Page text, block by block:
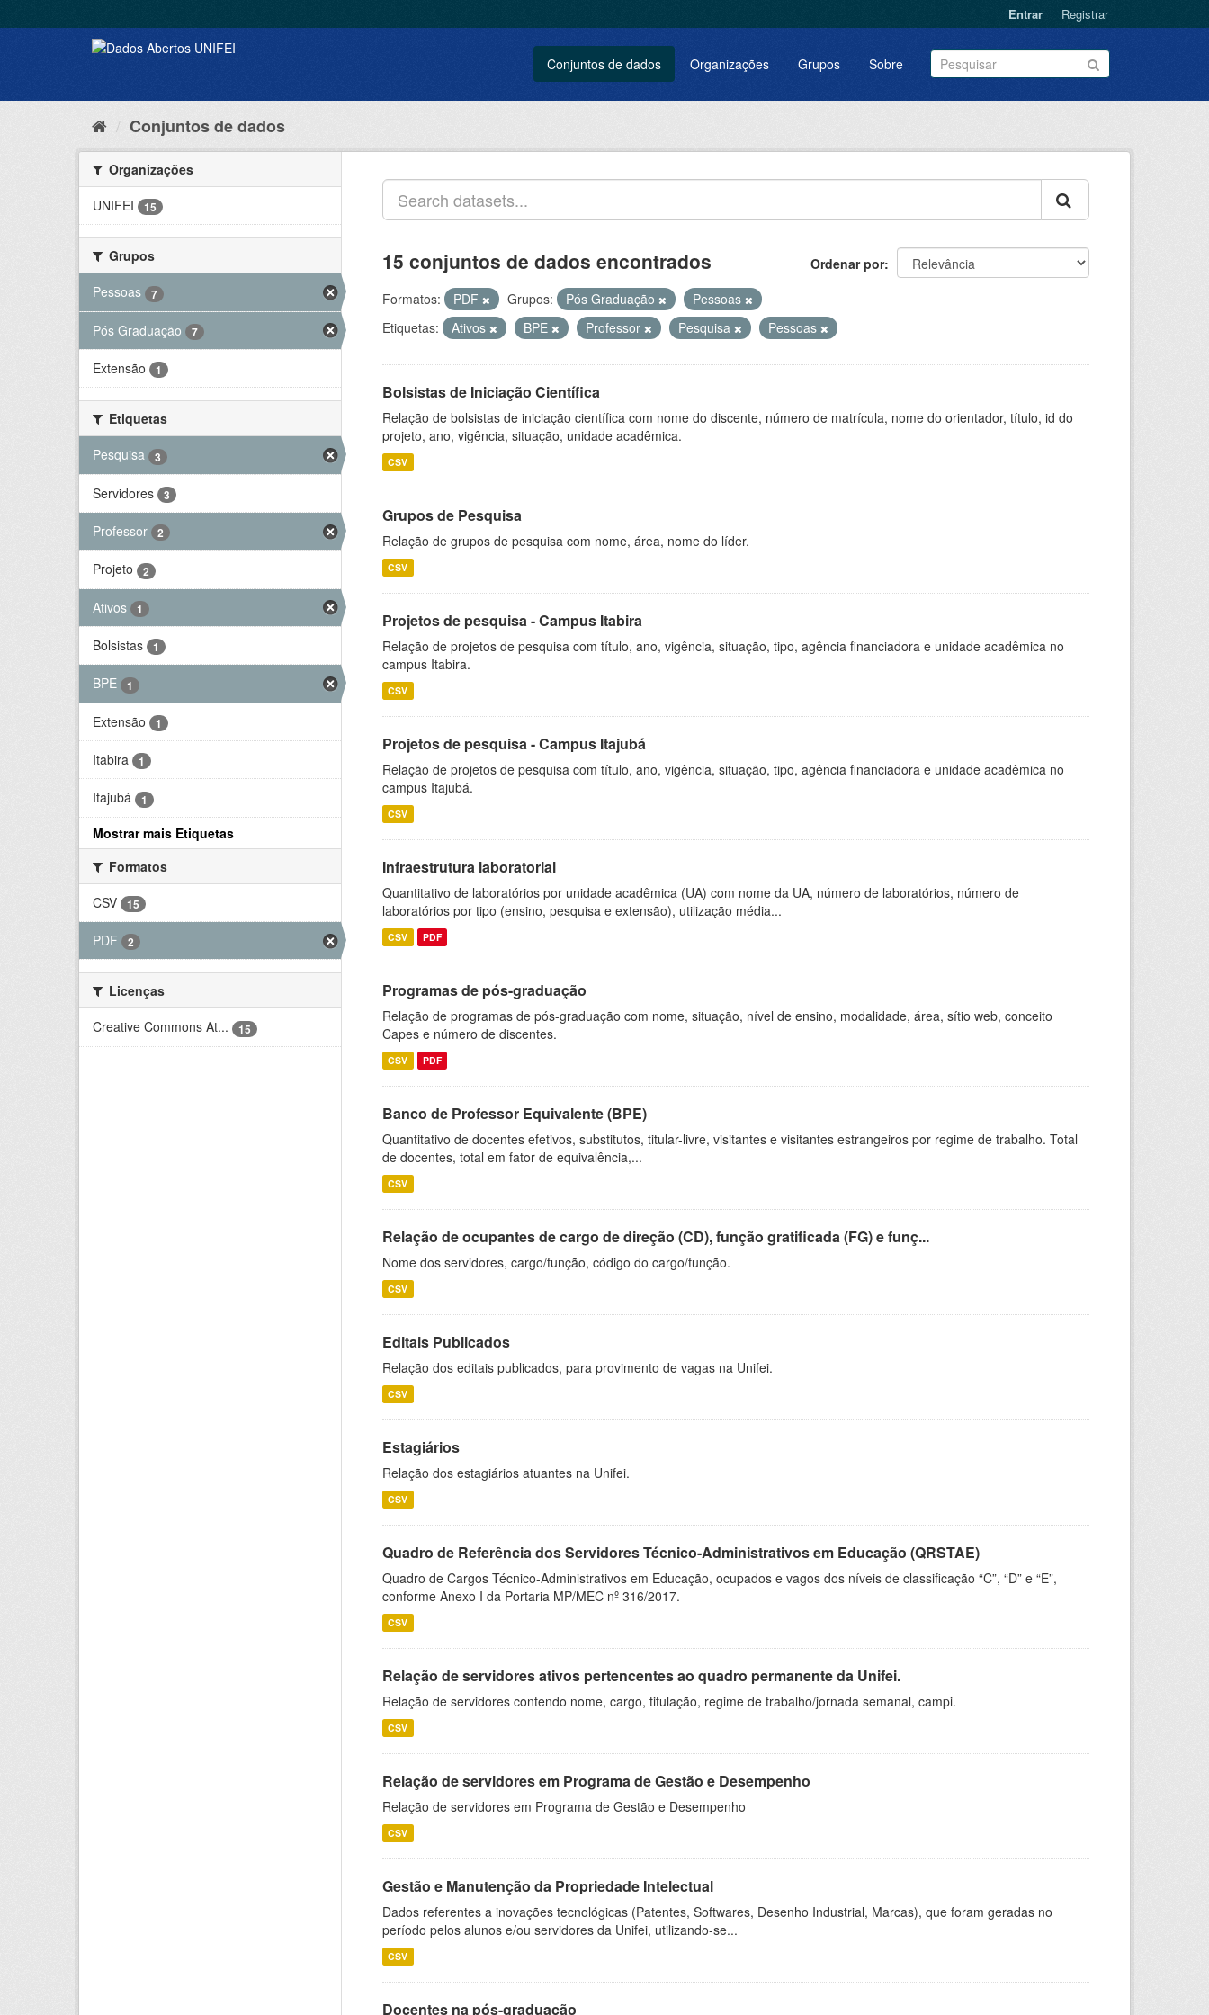
Entrar Registrar
Conjuntos de dados Organizações Grupos Sobre
Conjuntos de dados
Organizações
UNIFEI
15
Grupos
Pessoas
7
Pós Graduação 7
Extensão 1
Etiquetas
Pesquisa
3
Servidores 3
Professor 2
Projeto 2
Ativos 1
Bolsistas 1
BPE 1
Extensão 1
Itabira 1
Itajubá 1
Mostrar mais Etiquetas
Formatos
CSV
15
PDF 2
Licenças
Creative Commons At...
15
Ordenar por
15 conjuntos de dados encontrados
Formatos: PDF Grupos: Pós Graduação
Pessoas
Etiquetas:
Ativos BPE Professor Pesquisa Pessoas
Bolsistas de Iniciação Científica
Relação de bolsistas de iniciação científica com nome do discente, número de matrícula, nome do orientador, título, id do
projeto, ano, vigência, situação, unidade acadêmica.
CSV
Grupos de Pesquisa
Relação de grupos de pesquisa com nome, área, nome do líder.
CSV
Projetos de pesquisa - Campus Itabira
Relação de projetos de pesquisa com título, ano, vigência, situação, tipo, agência financiadora e unidade acadêmica no
campus Itabira.
CSV
Projetos de pesquisa - Campus Itajubá
Relação de projetos de pesquisa com título, ano, vigência, situação, tipo, agência financiadora e unidade acadêmica no
campus Itajubá.
CSV
Infraestrutura laboratorial
Quantitativo de laboratórios por unidade acadêmica (UA) com nome da UA, número de laboratórios, número de
laboratórios por tipo (ensino, pesquisa e extensão), utilização média...
CSV PDF
Programas de pós-graduação
Relação de programas de pós-graduação com nome, situação, nível de ensino, modalidade, área, sítio web, conceito
Capes e número de discentes.
CSV PDF
Banco de Professor Equivalente (BPE)
Quantitativo de docentes efetivos, substitutos, titular-livre, visitantes e visitantes estrangeiros por regime de trabalho. Total
de docentes, total em fator de equivalência,...
CSV
Relação de ocupantes de cargo de direção (CD), função gratificada (FG) e funç...
Nome dos servidores, cargo/função, código do cargo/função.
CSV
Editais Publicados
Relação dos editais publicados, para provimento de vagas na Unifei.
CSV
Estagiários
Relação dos estagiários atuantes na Unifei.
CSV
Quadro de Referência dos Servidores Técnico-Administrativos em Educação (QRSTAE)
Quadro de Cargos Técnico-Administrativos em Educação, ocupados e vagos dos níveis de classificação “C”, “D” e “E”,
conforme Anexo I da Portaria MP/MEC nº 316/2017.
CSV
Relação de servidores ativos pertencentes ao quadro permanente da Unifei.
Relação de servidores contendo nome, cargo, titulação, regime de trabalho/jornada semanal, campi.
CSV
Relação de servidores em Programa de Gestão e Desempenho
Relação de servidores em Programa de Gestão e Desempenho
CSV
Gestão e Manutenção da Propriedade Intelectual
Dados referentes a inovações tecnológicas (Patentes, Softwares, Desenho Industrial, Marcas), que foram geradas no
período pelos alunos e/ou servidores da Unifei, utilizando-se...
CSV
Docentes na pós-graduação